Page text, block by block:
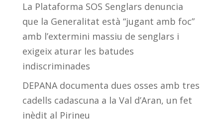
La Plataforma SOS Senglars denuncia
que la Generalitat està “jugant amb foc”
amb l’extermini massiu de senglars i
exigeix aturar les batudes
indiscriminades
DEPANA documenta dues osses amb tres
cadells cadascuna a la Val d’Aran, un fet
inèdit al Pirineu